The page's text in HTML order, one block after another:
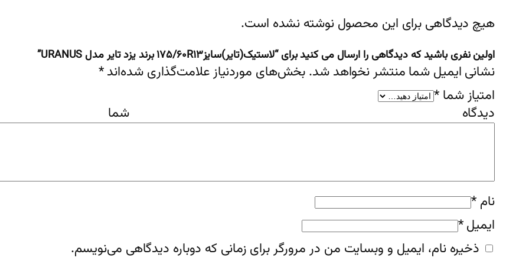
هیچ دیدگاهی برای این محصول نوشته نشده است.
اولین نفری باشید که دیدگاهی را ارسال می کنید برای “لاستیک(تایر)سایز۱۷۵/۶۰R۱۳ برند یزد تایر مدل URANUS”
نشانی ایمیل شما منتشر نخواهد شد. بخش‌های موردنیاز علامت‌گذاری شده‌اند*
امتیاز شما *
دیدگاه
نام *
ایمیل*
ذخیره نام، ایمیل و وبسایت من در مرورگر برای زمانی که دوباره دیدگاهی می‌نویسم.